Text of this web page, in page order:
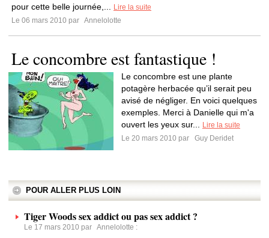
pour cette belle journée,...
Lire la suite
Le 06 mars 2010 par Annelolotte
Le concombre est fantastique !
Le concombre est une plante
potagère herbacée qu’il serait peu
avisé de négliger. En voici quelques
exemples. Merci à Danielle qui m'a
ouvert les yeux sur...
Lire la suite
Le 20 mars 2010 par
Guy Deridet
POUR ALLER PLUS LOIN
Tiger Woods sex addict ou pas sex addict ?
Le 17 mars 2010 par Annelolotte :